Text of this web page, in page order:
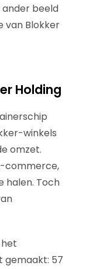
ander beeld
van Blokker
Holding
winkels
omzet.
commerce,
halen. Toch
gemaakt: 57